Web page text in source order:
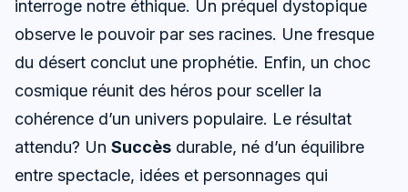
interroge notre éthique. Un préquel dystopique
observe le pouvoir par ses racines. Une fresque
du désert conclut une prophétie. Enfin, un choc
cosmique réunit des héros pour sceller la
cohérence d’un univers populaire. Le résultat
attendu? Un Succès durable, né d’un équilibre
entre spectacle, idées et personnages qui